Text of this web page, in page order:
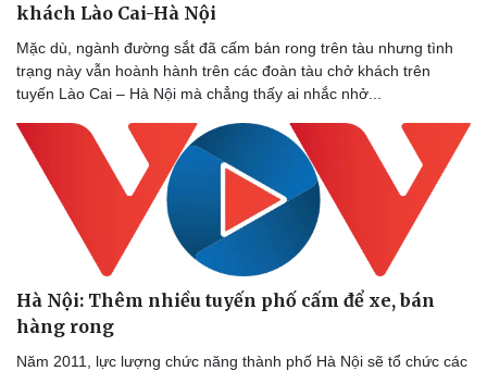
khách Lào Cai-Hà Nội
Mặc dù, ngành đường sắt đã cấm bán rong trên tàu nhưng tình
trạng này vẫn hoành hành trên các đoàn tàu chở khách trên
tuyến Lào Cai – Hà Nội mà chẳng thấy ai nhắc nhở...
Hà Nội: Thêm nhiều tuyến phố cấm để xe, bán
hàng rong
Năm 2011, lực lượng chức năng thành phố Hà Nội sẽ tổ chức các